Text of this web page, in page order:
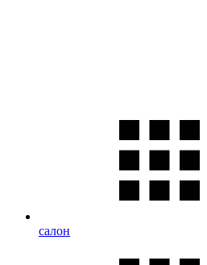
салон